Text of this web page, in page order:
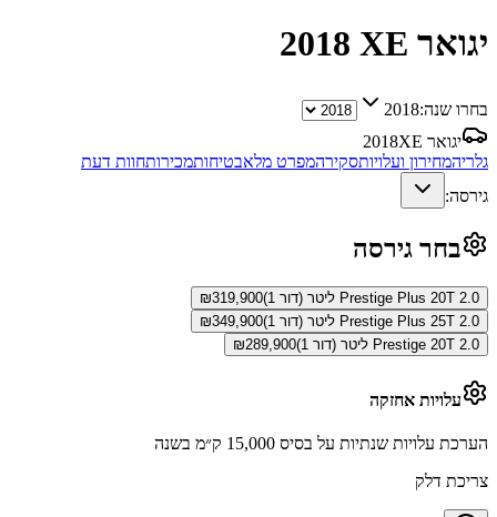
יגואר XE 2018
בחרו שנה:2018
יגואר XE
2018
גלריהמחירון ועלויותסקירהמפרט מלאבטיחותמכירותחוות דעת
גירסה:
בחר גירסה
Prestige Plus 20T 2.0 ליטר (דור 1) ₪319,900
Prestige Plus 25T 2.0 ליטר (דור 1)
₪349,900
Prestige 20T 2.0 ליטר (דור 1)
₪289,900
עלויות אחזקה
הערכת עלויות שנתיות על בסיס 15,000 ק״מ בשנה
צריכת דלק